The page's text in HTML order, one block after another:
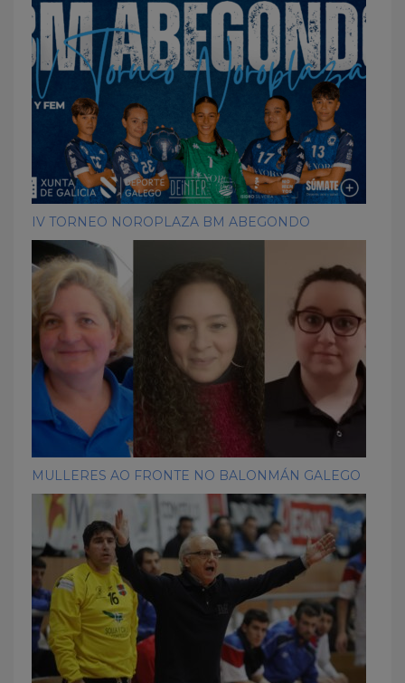
IV TORNEO NOROPLAZA BM ABEGONDO
MULLERES AO FRONTE NO BALONMÁN GALEGO